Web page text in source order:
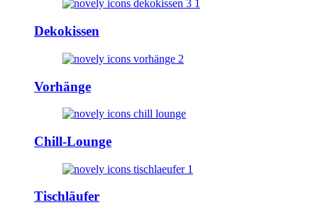
Dekokissen
Vorhänge
Chill-Lounge
Tischläufer